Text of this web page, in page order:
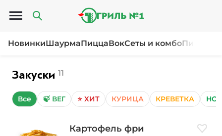
Открыть меню
НовинкиШаурмаПиццаВокСеты и комбоПироги
Закуски 11
Все 🍃 ВЕГ ⭐ ХИТ КУРИЦА КРЕВЕТКА
Картофель фри